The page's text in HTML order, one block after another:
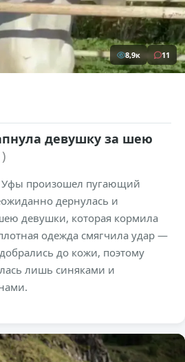
8,9к 11
девушку за шею
произошел пугающий
дернулась и
девушки, которая кормила
одежда смягчила удар —
до кожи, поэтому
лишь синяками и